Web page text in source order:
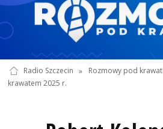
Radio Szczecin » Rozmowy pod
krawatem 2025 r.